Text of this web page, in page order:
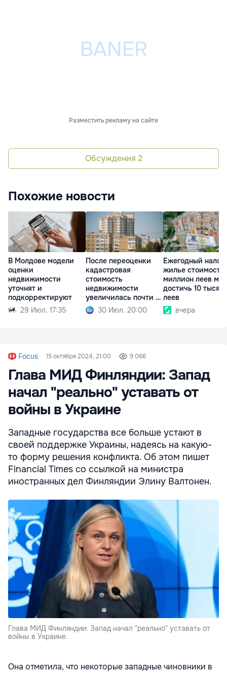
Разместить рекламу на сайте
Обсуждения 2
Похожие новости
В Молдове модели
оценки
недвижимости
уточнят и
подкорректируют
29 Июл. 17:35
После переоценки
кадастровая
стоимость
недвижимости
увеличилась почти в
3 раза30 Июл. 20:00
Ежегодный налог
жилье
миллион леев
достичь 10 тысяч
леев
вчера
Focus 15 октября 2024, 21:00 9 066
Глава МИД Финляндии: Запад
начал "реально" уставать от
войны в Украине
Западные государства все больше устают в
своей поддержке Украины, надеясь на какую-
то форму решения конфликта. Об этом пишет
Financial Times со ссылкой на министра
иностранных дел Финляндии Элину Валтонен.
Глава МИД Финляндии: Запад начал "реально" уставать от
войны в Украине.
Она отметила, что некоторые западные чиновники в